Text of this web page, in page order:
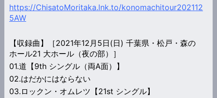
https://ChisatoMoritaka.lnk.to/konomachitour202112
5AW
【収録曲】［2021年12月5日(日) 千葉県・松戸・森の
ホール21 大ホール（夜の部）］
01.道【9th シングル（両A面）】
02.はだかにはならない
03.ロックン・オムレツ【21st シングル】